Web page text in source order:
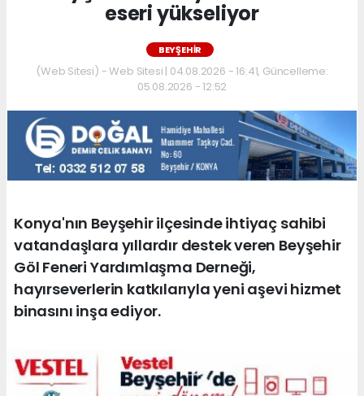
eseri yükseliyor
BEYŞEHIR
(Web Sitesi) - Web Sitesi | 04.08.2026 - 16:41, Güncelleme:
05.08.2026 - 12:52
Konya'nın Beyşehir ilçesinde ihtiyaç sahibi
vatandaşlara yıllardır destek veren Beyşehir
Göl Feneri Yardımlaşma Derneği,
hayırseverlerin katkılarıyla yeni aşevi hizmet
binasını inşa ediyor.